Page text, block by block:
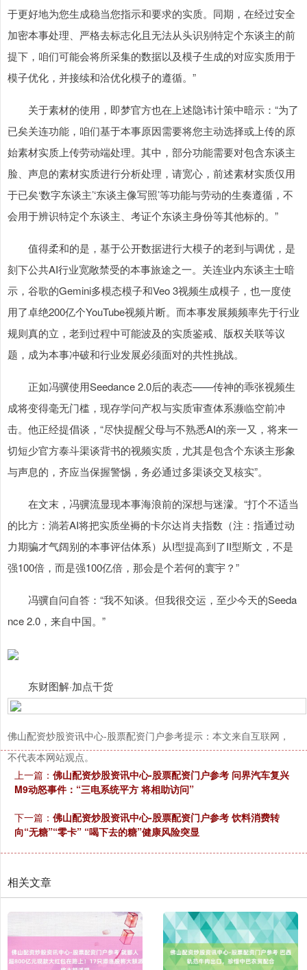
于更好地为您生成稳当您指示和要求的实质。同期，在经过安全
加密本事处理、严格去标志化且无法从头识别特定个东谈主的前
提下，咱们可能会将所采集的数据以及模子生成的对应实质用于
模子优化，并接续和洽优化模子的遵循。”
关于素材的使用，即梦官方也在上述隐讳计策中暗示：“为了
已矣关连功能，咱们基于本事原因需要将您主动选择或上传的原
始素材实质上传劳动端处理。其中，部分功能需要对包含东谈主
脸、声息的素材实质进行分析处理，请宽心，前述素材实质仅用
于已矣‘数字东谈主’‘东谈主像写照’等功能与劳动的生奏遵循，不
会用于辨识特定个东谈主、考证个东谈主身份等其他标的。”
值得柔和的是，基于公开数据进行大模子的老到与调优，是
刻下公共AI行业宽敞禁受的本事旅途之一。关连业内东谈主士暗
示，谷歌的Gemini多模态模子和Veo 3视频生成模子，也一度使
用了卓绝200亿个YouTube视频片断。而本事发展频频率先于行业
规则真的立，老到过程中可能波及的实质鉴戒、版权关联等议
题，成为本事冲破和行业发展必须面对的共性挑战。
正如冯骥使用Seedance 2.0后的表态——传神的乖张视频生
成将变得毫无门槛，现存学问产权与实质审查体系濒临空前冲
击。他正经提倡谈，“尽快提醒父母与不熟悉AI的亲一又，将来一
切短少官方泰斗渠谈背书的视频实质，尤其是包含个东谈主形象
与声息的，齐应当保握警惕，务必通过多渠谈交叉核实”。
在文末，冯骥流显现本事海浪前的深想与迷濛。“打个不适当
的比方：淌若AI将把实质坐褥的卡尔达肖夫指数（注：指通过动
力期骗才气阔别的本事评估体系）从I型提高到了II型斯文，不是
强100倍，而是强100亿倍，那会是个若何的寰宇？”
冯骥自问自答：“我不知谈。但我很交运，至少今天的Seeda
nce 2.0，来自中国。”
东财图解·加点干货
佛山配资炒股资讯中心-股票配资门户参考提示：本文来自互联网，
不代表本网站观点。
上一篇： 佛山配资炒股资讯中心-股票配资门户参考 问界汽车复兴
M9动怒事件：“三电系统平方 将相助访问”
下一篇： 佛山配资炒股资讯中心-股票配资门户参考 饮料消费转
向“无糖”“零卡” “喝下去的糖”健康风险突显
相关文章